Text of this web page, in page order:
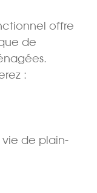
offre
de
:
de plain-